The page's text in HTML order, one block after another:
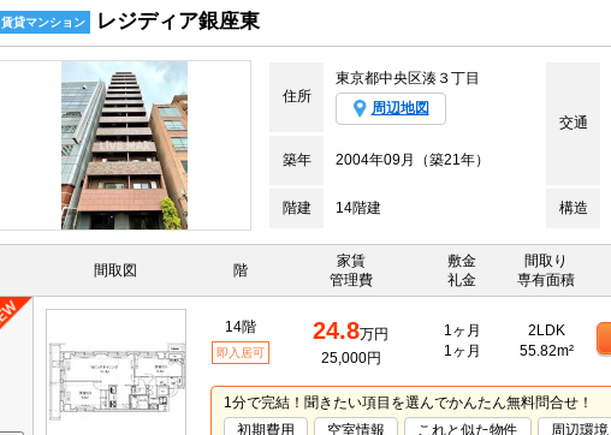
賃貸マンション レジディア銀座東
住所
東京都中央区湊３丁目
周辺地図
交通
築年
2004年09月（築21年）
階建 14階建 構造
間取図 階
家賃
管理費
敷金
礼金
間取り
専有面積
14階
即入居可
24.8万円
25,000円
1ヶ月
1ヶ月
2LDK
55.82m²
1分で完結！聞きたい項目を選んでかんたん無料問合せ！
初期費用
空室情報 これと似た物件 周辺環境